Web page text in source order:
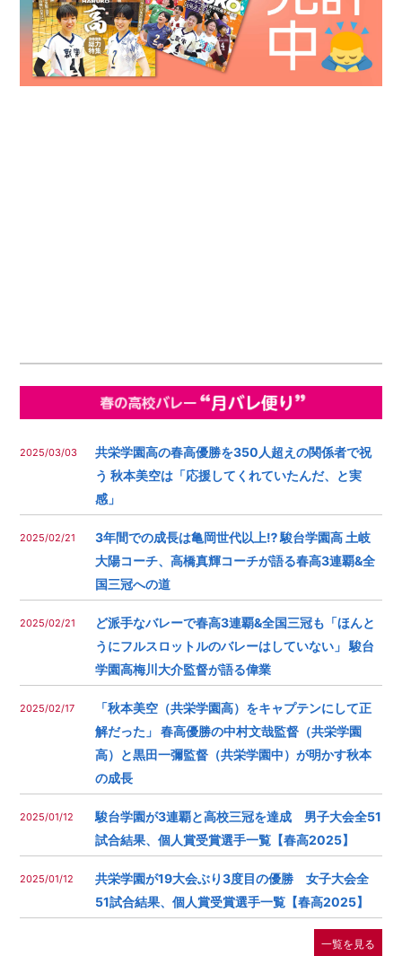
2025/03/03
共栄学園高の春高優勝を350人超えの関係者で祝
う 秋本美空は「応援してくれていたんだ、と実
感」
2025/02/21
3年間での成長は亀岡世代以上⁉︎ 駿台学園高 土岐
大陽コーチ、高橋真輝コーチが語る春高3連覇&全
国三冠への道
2025/02/21
ど派手なバレーで春高3連覇&全国三冠も︎「ほんと
うにフルスロットルのバレーはしていない」 駿台
学園高梅川大介監督が語る偉業
2025/02/17
「秋本美空（共栄学園高）をキャプテンにして正
解だった」 春高優勝の中村文哉監督（共栄学園
高）と黒田一彌監督（共栄学園中）が明かす秋本
の成長
2025/01/12
駿台学園が3連覇と高校三冠を達成 男子大会全51
試合結果、個人賞受賞選手一覧【春高2025】
2025/01/12
共栄学園が19大会ぶり3度目の優勝 女子大会全
51試合結果、個人賞受賞選手一覧【春高2025】
一覧を見る